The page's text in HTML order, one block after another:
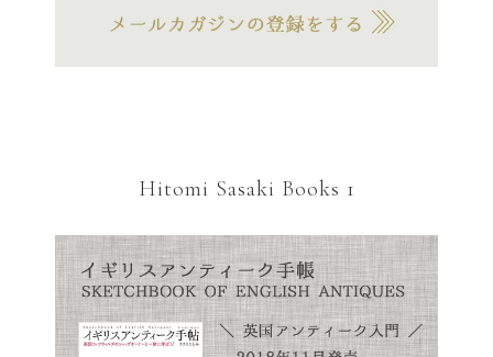
Hitomi Sasaki Books 1